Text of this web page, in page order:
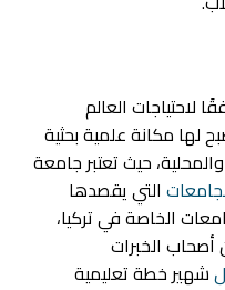
العالم
لها مكانة علمية بحثية
حيث تعتبر جامعة
التي يقصدها
الخاصة في تركيا،
الخبرات
شهير خطة تعليمية